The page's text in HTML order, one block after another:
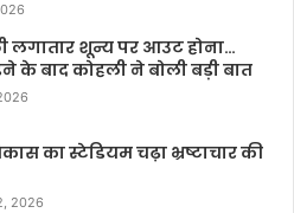
लगातार शून्य पर आउट होना…
के बाद कोहली ने बोली बड़ी बात
का स्टेडियम चढ़ा भ्रष्टाचार की
2026